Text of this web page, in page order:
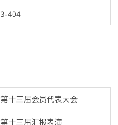
3-404
第十三届会员代表大会
第十三届汇报表演